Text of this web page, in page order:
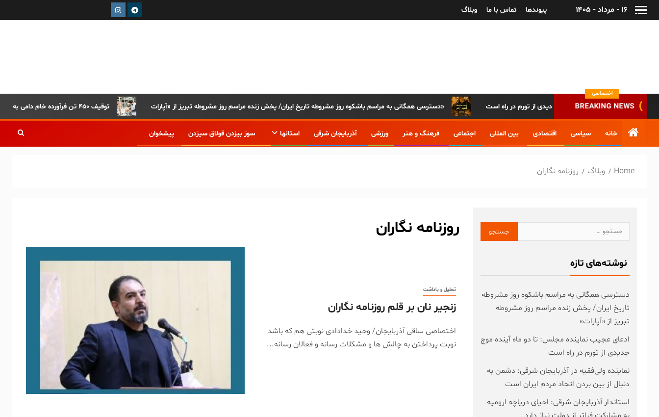
۱۶ - مرداد - ۱۴۰۵ پیوندها تماس با ما وبلاگ
اختصاصی
BREAKING NEWS توقیف ۴۵۰ تن فرآورده خام دامی به دلیل رعایت نکردن ضوابط بهداشتی دسترسی همگانی به مراسم باشکوه روز مشروطه تاریخ ایران/ پخش زنده مراسم روز مشروطه تبریز از «آپارات» تا دو ماه آینده موج جدیدی از تورم در راه است
خانه سیاسی اقتصادی بین المللی اجتماعی فرهنگ و هنر ورزشی آذربایجان شرقی استانها سوز بیزدن قولاق سیزدن پیشخوان
Home وبلاگ روزنامه نگاران
روزنامه نگاران
تحلیل و یاداشت
زنجیر نان بر قلم روزنامه نگاران
اختصاصی ساقی آذربایجان/ وحید خدادادی نوبتی هم که باشد
نوبت پرداختن به چالش ها و مشکلات رسانه و فعالان رسانه...
نوشته‌های تازه
دسترسی همگانی به مراسم باشکوه روز مشروطه
تاریخ ایران/ پخش زنده مراسم روز مشروطه
تبریز از «آپارات»
ادعای عجیب نماینده مجلس: تا دو ماه آینده موج
جدیدی از تورم در راه است
نماینده ولی‌فقیه در آذربایجان شرقی: دشمن به
دنبال از بین بردن اتحاد مردم ایران است
استاندار آذربایجان شرقی: احیای دریاچه ارومیه